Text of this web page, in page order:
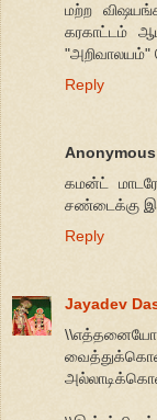
மற்ற
கரகாட்டம்
"அறிவாலயம்"
Reply
Anonymous
கமன்ட்
சண்டைக்கு
Reply
Jayadev
\\எத்தனையோ